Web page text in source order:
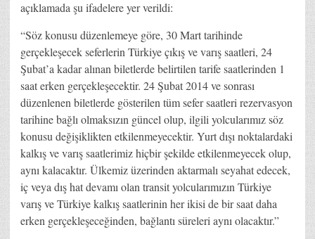
açıklamada şu ifadelere yer verildi:
“Söz konusu düzenlemeye göre, 30 Mart tarihinde
gerçekleşecek seferlerin Türkiye çıkış ve varış saatleri, 24
Şubat’a kadar alınan biletlerde belirtilen tarife saatlerinden 1
saat erken gerçekleşecektir. 24 Şubat 2014 ve sonrası
düzenlenen biletlerde gösterilen tüm sefer saatleri rezervasyon
tarihine bağlı olmaksızın güncel olup, ilgili yolcularımız söz
konusu değişiklikten etkilenmeyecektir. Yurt dışı noktalardaki
kalkış ve varış saatlerimiz hiçbir şekilde etkilenmeyecek olup,
aynı kalacaktır. Ülkemiz üzerinden aktarmalı seyahat edecek,
iç veya dış hat devamı olan transit yolcularımızın Türkiye
varış ve Türkiye kalkış saatlerinin her ikisi de bir saat daha
erken gerçekleşeceğinden, bağlantı süreleri aynı olacaktır.”